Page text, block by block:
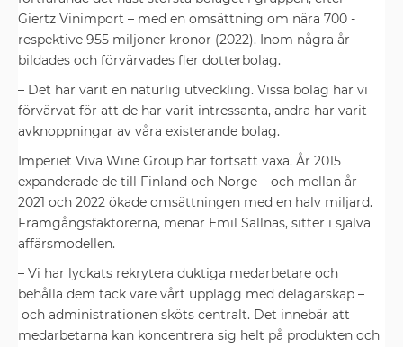
Giertz Vinimport – med en ­omsättning om nära 700 ­
respektive 955 ­miljoner kronor (2022). Inom några år
bildades och förvärvades fler dotterbolag.
– Det har varit en naturlig utveckling. Vissa bolag har vi
förvärvat för att de har varit intressanta, andra har varit
avknoppningar av våra existerande bolag.
Imperiet Viva Wine Group har ­fortsatt växa. År 2015
expanderade de till ­Finland och Norge – och mellan år
2021 och 2022 ökade omsättningen med en halv miljard.
Framgångs­faktorerna, menar Emil Sallnäs, sitter i själva
affärsmodellen.
– Vi har lyckats rekrytera duktiga medarbetare och
behålla dem tack vare vårt upplägg med delägarskap –
och administrationen sköts centralt. Det innebär att
medarbetarna kan koncentrera sig helt på produkten och